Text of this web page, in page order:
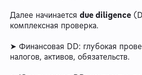
Далее начинается due diligence
комплексная проверка.
➤ Финансовая DD: глубокая
налогов, активов, обязательств.